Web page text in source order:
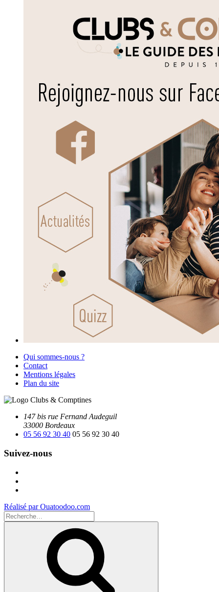
Qui sommes-nous ?
Contact
Mentions légales
Plan du site
147 bis rue Fernand Audeguil
33000 Bordeaux
05 56 92 30 40 05 56 92 30 40
Suivez-nous
Réalisé par Ouatoodoo.com
Recherche
pour